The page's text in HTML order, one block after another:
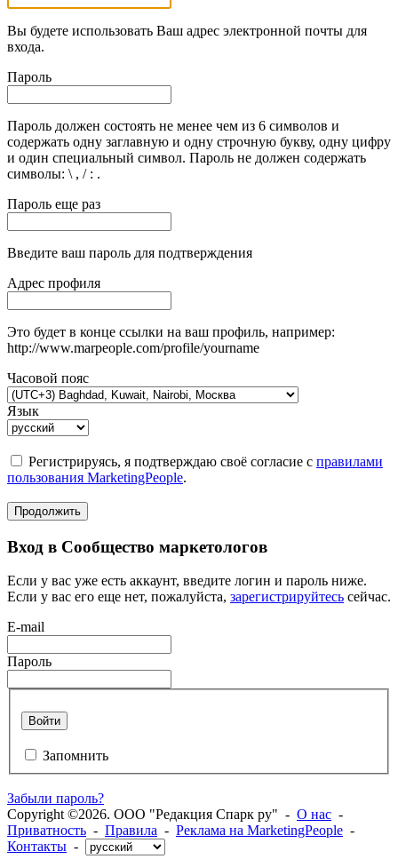
Вы будете использовать Ваш адрес электронной почты для
входа.
Пароль
Пароль должен состоять не менее чем из 6 символов и
содержать одну заглавную и одну строчную букву, одну цифру
и один специальный символ. Пароль не должен содержать
символы: \ , / : .
Пароль еще раз
Введите ваш пароль для подтверждения
Адрес профиля
Это будет в конце ссылки на ваш профиль, например:
http://www.marpeople.com/profile/yourname
Часовой пояс
Язык
Регистрируясь, я подтверждаю своё согласие с правилами
пользования MarketingPeople.
Продолжить
Вход в Сообщество маркетологов
Если у вас уже есть аккаунт, введите логин и пароль ниже.
Если у вас его еще нет, пожалуйста, зарегистрируйтесь сейчас.
E-mail
Пароль
Войти
Запомнить
Забыли пароль?
Copyright ©2026. ООО "Редакция Спарк ру" - О нас -
Приватность - Правила - Реклама на MarketingPeople -
Контакты -